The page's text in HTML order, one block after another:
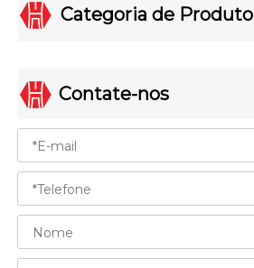
Categoria de Produto
Contate-nos